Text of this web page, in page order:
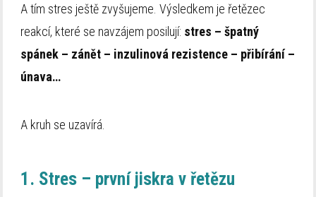
A tím stres ještě zvyšujeme. Výsledkem je řetězec
reakcí, které se navzájem posilují: stres – špatný
spánek – zánět – inzulinová rezistence – přibírání –
únava…
A kruh se uzavírá.
1. Stres – první jiskra v řetězu